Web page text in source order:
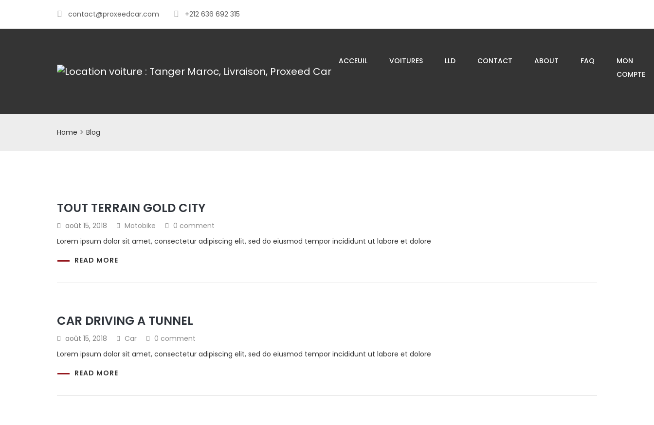
contact@proxeedcar.com +212 636 692 315
ACCEUIL VOITURES LLD CONTACT ABOUT FAQ
MON
COMPTE
Home > Blog
TOUT TERRAIN GOLD CITY
août 15, 2018 Motobike
0 comment
Lorem ipsum dolor sit amet, consectetur adipiscing elit, sed do eiusmod tempor incididunt ut labore et dolore
READ MORE
CAR DRIVING A TUNNEL
août 15, 2018 Car
0 comment
Lorem ipsum dolor sit amet, consectetur adipiscing elit, sed do eiusmod tempor incididunt ut labore et dolore
READ MORE